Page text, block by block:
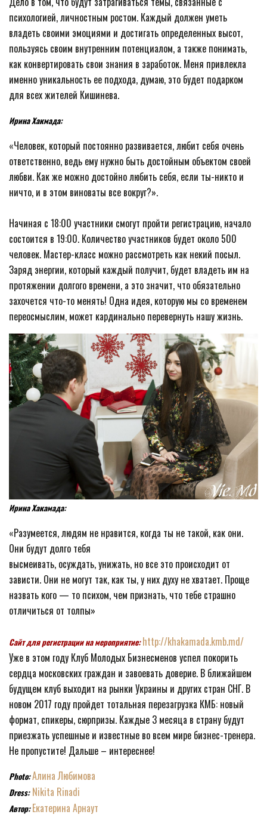
психологией, личностным ростом. Каждый должен уметь
владеть своими эмоциями и достигать определенных высот,
пользуясь своим внутренним потенциалом, а также понимать,
как конвертировать свои знания в заработок. Меня привлекла
именно уникальность ее подхода, думаю, это будет подарком
для всех жителей Кишинева.
Ирина Хакмада:
«Человек, который постоянно развивается, любит себя очень
ответственно, ведь ему нужно быть достойным объектом своей
любви. Как же можно достойно любить себя, если ты-никто и
ничто, и в этом виноваты все вокруг?».
Начиная с 18:00 участники смогут пройти регистрацию, начало
состоится в 19:00. Количество участников будет около 500
человек. Мастер-класс можно рассмотреть как некий посыл.
Заряд энергии, который каждый получит, будет владеть им на
протяжении долгого времени, а это значит, что обязательно
захочется что-то менять! Одна идея, которую мы со временем
переосмыслим, может кардинально перевернуть нашу жизнь.
Ирина Хакамада:
«Разумеется, людям не нравится, когда ты не такой, как они.
Они будут долго тебя
высмеивать, осуждать, унижать, но все это происходит от
зависти. Они не могут так, как ты, у них духу не хватает. Проще
назвать кого — то психом, чем признать, что тебе страшно
отличиться от толпы»
Сайт для регистрации на мероприятие:http://khakamada.kmb.md/
Уже в этом году Клуб Молодых Бизнесменов успел покорить
сердца московских граждан и завоевать доверие. В ближайшем
будущем клуб выходит на рынки Украины и других стран СНГ. В
новом 2017 году пройдет тотальная перезагрузка КМБ: новый
формат, спикеры, сюрпризы. Каждые 3 месяца в страну будут
приезжать успешные и известные во всем мире бизнес-тренера.
Не пропустите! Дальше – интереснее!
Photo:Алина Любимова
Dress: Nikita Rinadi
Автор:Екатерина Арнаут